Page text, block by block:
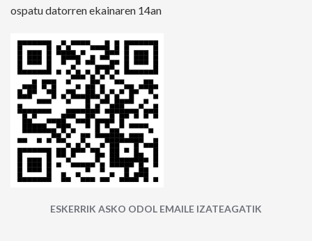
ospatu datorren ekainaren 14an
ESKERRIK ASKO ODOL EMAILE IZATEAGATIK